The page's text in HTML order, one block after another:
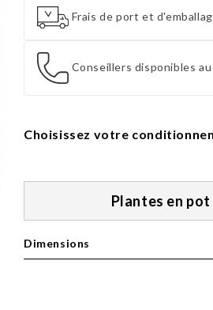
Frais de port et
Conseillers disponibles au
Choisissez votre
Plantes en pot
Dimensions